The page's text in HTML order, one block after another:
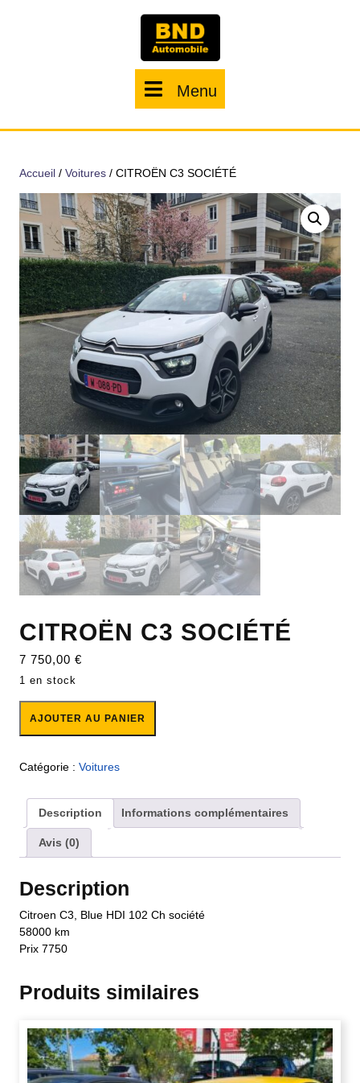
Menu
Accueil / Voitures / CITROËN C3 SOCIÉTÉ
CITROËN C3 SOCIÉTÉ
7 750,00 €
1 en stock
AJOUTER AU PANIER
Catégorie : Voitures
Description Informations complémentaires
Avis (0)
Description
Citroen C3, Blue HDI 102 Ch société
58000 km
Prix 7750
Produits similaires